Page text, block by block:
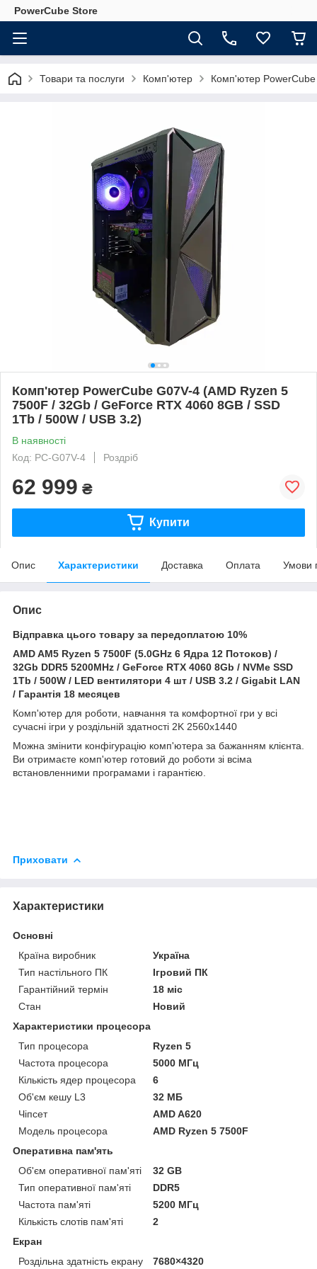
PowerCube Store
Товари та послуги Комп'ютер Комп'ютер
Комп'ютер PowerCube G07V-4 (AMD Ryzen 5
7500F / 32Gb / GeForce RTX 4060 8GB / SSD
1Tb / 500W / USB 3.2)
В наявності
Код: PC-G07V-4
Роздріб
62 999 ₴
Купити
Опис Характеристики Доставка Оплата Умови
Опис
Відправка цього товару за передоплатою 10%
AMD AM5 Ryzen 5 7500F (5.0GHz 6 Ядра 12 Потоков) /
32Gb DDR5 5200MHz / GeForce RTX 4060 8Gb / NVMe SSD
1Tb / 500W / LED вентилятори 4 шт / USB 3.2 / Gigabit LAN
/ Гарантія 18 месяцев
Комп'ютер для роботи, навчання та комфортної гри у всі
сучасні ігри у роздільній здатності 2K 2560x1440
Можна змінити конфігурацію комп'ютера за бажанням клієнта.
Ви отримаєте комп'ютер готовий до роботи зі всіма
встановленними програмами і гарантією.
Приховати
Характеристики
Основні
Країна виробник
Україна
Тип настільного ПК
Ігровий ПК
Гарантійний термін
18 міс
Стан
Новий
Характеристики процесора
Тип процесора
Ryzen 5
Частота процесора
5000 МГц
Кількість ядер процесора
6
Об'єм кешу L3
32 МБ
Чіпсет
AMD A620
Модель процесора
AMD Ryzen 5 7500F
Оперативна пам'ять
Об'єм оперативної пам'яті
32 GB
Тип оперативної пам'яті
DDR5
Частота пам'яті
5200 МГц
Кількість слотів пам'яті
2
Екран
Роздільна здатність екрану
7680×4320